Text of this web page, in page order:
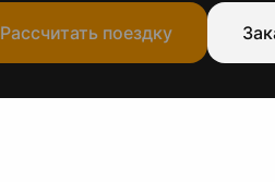
Рассчитать поездку